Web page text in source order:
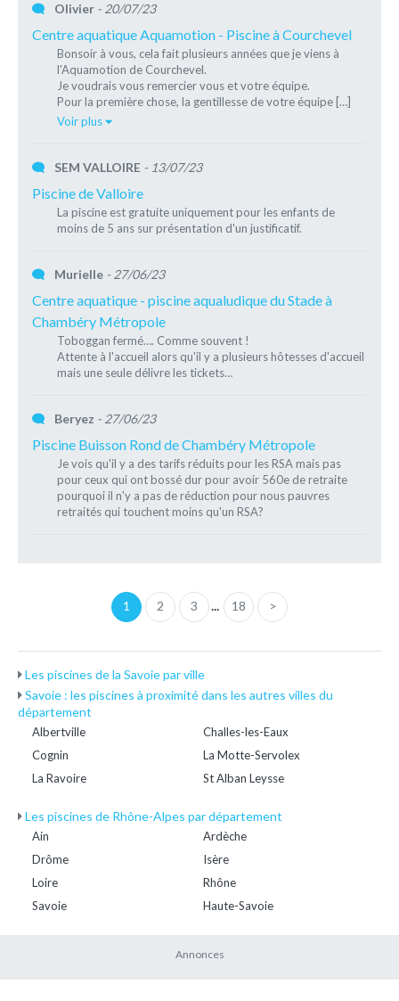
Olivier - 20/07/23
Centre aquatique Aquamotion - Piscine à Courchevel
Bonsoir à vous, cela fait plusieurs années que je viens à
l'Aquamotion de Courchevel.
Je voudrais vous remercier vous et votre équipe.
Pour la première chose, la gentillesse de votre équipe […]
Voir plus
SEM VALLOIRE - 13/07/23
Piscine de Valloire
La piscine est gratuite uniquement pour les enfants de
moins de 5 ans sur présentation d'un justificatif.
Murielle - 27/06/23
Centre aquatique - piscine aqualudique du Stade à
Chambéry Métropole
Toboggan fermé…. Comme souvent !
Attente à l'accueil alors qu'il y a plusieurs hôtesses d'accueil
mais une seule délivre les tickets…
Beryez - 27/06/23
Piscine Buisson Rond de Chambéry Métropole
Je vois qu'il y a des tarifs réduits pour les RSA mais pas
pour ceux qui ont bossé dur pour avoir 560e de retraite
pourquoi il n'y a pas de réduction pour nous pauvres
retraités qui touchent moins qu'un RSA?
1 2 3 ... 18 >
Les piscines de la Savoie par ville
Savoie : les piscines à proximité dans les autres villes du
département
Albertville
Challes-les-Eaux
Cognin
La Motte-Servolex
La Ravoire
St Alban Leysse
Les piscines de Rhône-Alpes par département
Ain
Ardèche
Drôme
Isère
Loire
Rhône
Savoie
Haute-Savoie